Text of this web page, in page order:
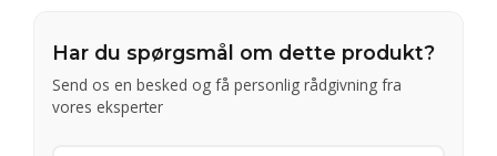
Har du spørgsmål om dette produkt?
Send os en besked og få personlig rådgivning fra
vores eksperter